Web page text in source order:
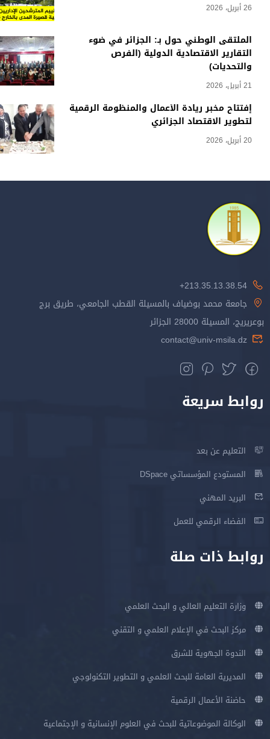
26 أبريل، 2026
الملتقى الوطني حول بـ: الجزائر في ضوء
التقارير الاقتصادية الدولية (الفرص
والتحديات)
21 أبريل، 2026
إفتتاح مخبر ريادة الأعمال والمنظومة الرقمية
لتطوير الاقتصاد الجزائري
20 أبريل، 2026
213.35.13.38.54+
جامعة محمد بوضياف بالمسيلة القطب الجامعي، طريق برج
بوعريريج، المسيلة 28000 الجزائر
contact@univ-msila.dz
روابط سريعة
التعليم عن بعد
المستودع المؤسساتي DSpace
البريد المهني
الفضاء الرقمي للعمل
روابط ذات صلة
وزارة التعليم العالي و البحث العلمي
مركز البحث في الإعلام العلمي و التقني
الندوة الجهوية للشرق
المديرية العامة للبحث العلمي و التطوير التكنولوجي
حاضنة الأعمال الرقمية
الوكالة الموضوعاتية للبحث في العلوم الإنسانية و الإجتماعية